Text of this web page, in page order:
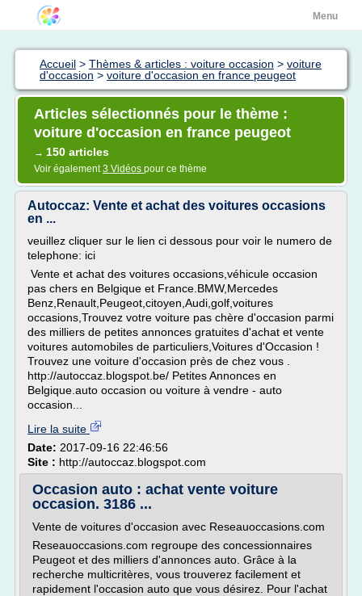
Menu
Accueil > Thèmes & articles : voiture occasion > voiture
d'occasion > voiture d'occasion en france peugeot
Articles sélectionnés pour le thème :
voiture d'occasion en france peugeot
→ 150 articles
Voir également3 Vidéos pour ce thème
Autoccaz: Vente et achat des voitures occasions
en ...
veuillez cliquer sur le lien ci dessous pour voir le numero de
telephone: ici
Vente et achat des voitures occasions,véhicule occasion
pas chers en Belgique et France.BMW,Mercedes
Benz,Renault,Peugeot,citoyen,Audi,golf,voitures
occasions,Trouvez votre voiture pas chère d'occasion parmi
des milliers de petites annonces gratuites d'achat et vente
voitures automobiles de particuliers,Voitures d'Occasion !
Trouvez une voiture d'occasion près de chez vous .
http://autoccaz.blogspot.be/ Petites Annonces en
Belgique.auto occasion ou voiture à vendre - auto
occasion...
Lire la suite
Date: 2017-09-16 22:46:56
Site : http://autoccaz.blogspot.com
Occasion auto : achat vente voiture
occasion. 3186 ...
Vente de voitures d'occasion avec Reseauoccasions.com
Reseauoccasions.com regroupe des concessionnaires
Peugeot et des milliers d'annonces auto. Grâce à la
recherche multicritères, vous trouverez facilement et
rapidement l'occasion auto que vous désirez. Pour l'achat